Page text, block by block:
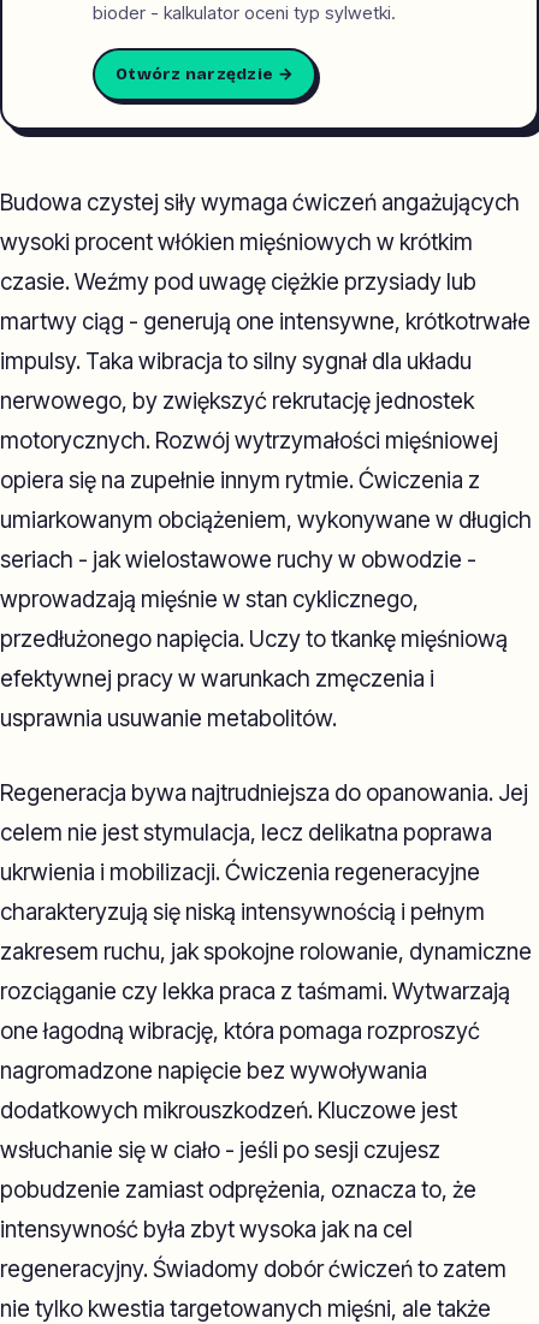
bioder - kalkulator oceni typ sylwetki.
Otwórz narzędzie →
Budowa czystej siły wymaga ćwiczeń angażujących
wysoki procent włókien mięśniowych w krótkim
czasie. Weźmy pod uwagę ciężkie przysiady lub
martwy ciąg - generują one intensywne, krótkotrwałe
impulsy. Taka wibracja to silny sygnał dla układu
nerwowego, by zwiększyć rekrutację jednostek
motorycznych. Rozwój wytrzymałości mięśniowej
opiera się na zupełnie innym rytmie. Ćwiczenia z
umiarkowanym obciążeniem, wykonywane w długich
seriach - jak wielostawowe ruchy w obwodzie -
wprowadzają mięśnie w stan cyklicznego,
przedłużonego napięcia. Uczy to tkankę mięśniową
efektywnej pracy w warunkach zmęczenia i
usprawnia usuwanie metabolitów.
Regeneracja bywa najtrudniejsza do opanowania. Jej
celem nie jest stymulacja, lecz delikatna poprawa
ukrwienia i mobilizacji. Ćwiczenia regeneracyjne
charakteryzują się niską intensywnością i pełnym
zakresem ruchu, jak spokojne rolowanie, dynamiczne
rozciąganie czy lekka praca z taśmami. Wytwarzają
one łagodną wibrację, która pomaga rozproszyć
nagromadzone napięcie bez wywoływania
dodatkowych mikrouszkodzeń. Kluczowe jest
wsłuchanie się w ciało - jeśli po sesji czujesz
pobudzenie zamiast odprężenia, oznacza to, że
intensywność była zbyt wysoka jak na cel
regeneracyjny. Świadomy dobór ćwiczeń to zatem
nie tylko kwestia targetowanych mięśni, ale także